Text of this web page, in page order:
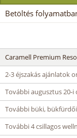
Betöltés
Caramell Premium
2-3 éjszakás ajánlatok
További augusztus 20-i
További büki,
További 4 csillagos